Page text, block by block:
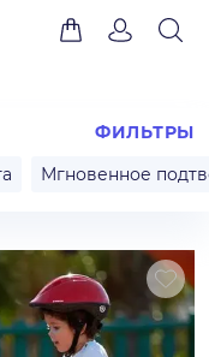
ФИЛЬТРЫ
Мгновенное